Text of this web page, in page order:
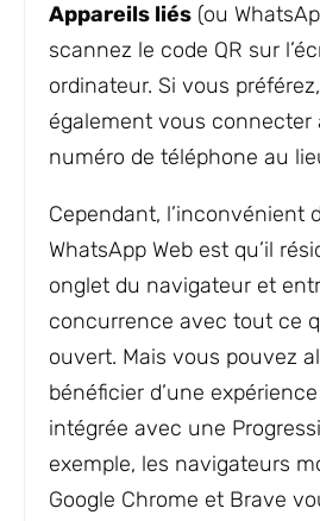
Appareils liés (ou
scannez le code QR sur
ordinateur. Si vous
également vous connecter
numéro de téléphone au
Cependant, l’inconvénient
WhatsApp Web est qu’il
onglet du navigateur et
concurrence avec tout ce
ouvert. Mais vous pouvez
bénéficier d’une
intégrée avec une
exemple, les navigateurs
Google Chrome et Brave